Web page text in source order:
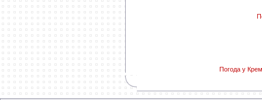
Погода у